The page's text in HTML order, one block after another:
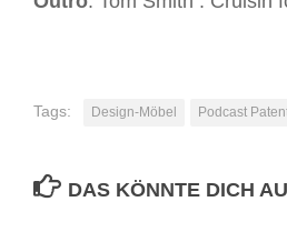
Tags: Design-Möbel Podcast
DAS KÖNNTE DICH